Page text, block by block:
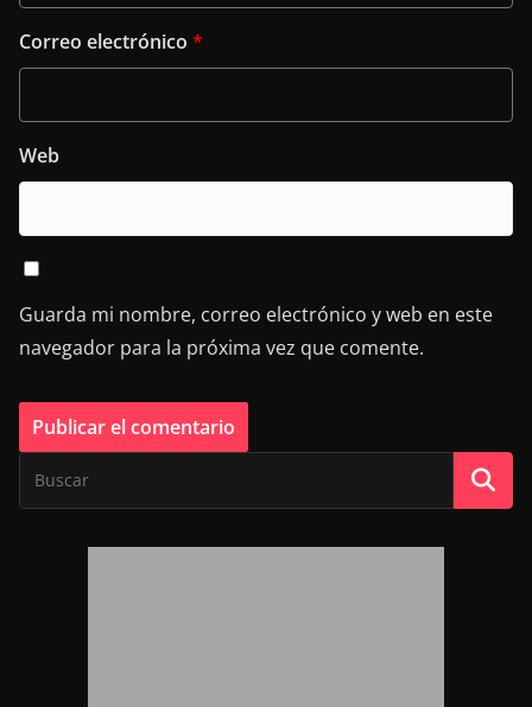
Correo electrónico *
Web
Guarda mi nombre, correo electrónico y web en este
navegador para la próxima vez que comente.